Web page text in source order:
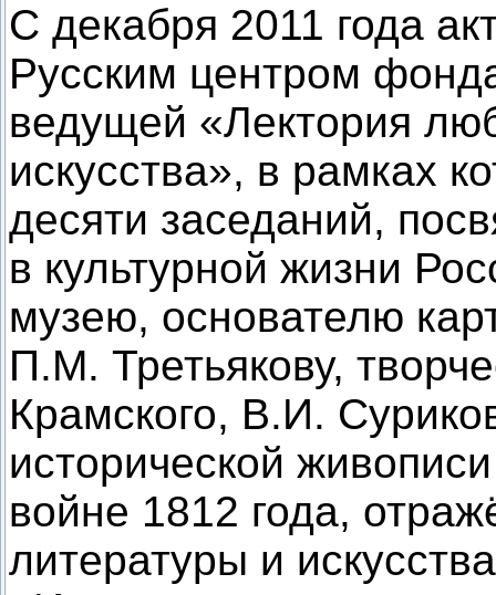
С декабря 2011 года
Русским центром
ведущей «Лектория
искусства», в рамках
десяти заседаний,
в культурной жизни
музею, основателю
П.М. Третьякову,
Крамского, В.И.
исторической
войне 1812 года,
литературы и